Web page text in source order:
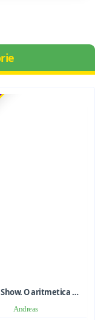
Andreas
1,2,3, ..., Show. O aritmetica emotionala, o poezie a matematicii - Ioan Dancila